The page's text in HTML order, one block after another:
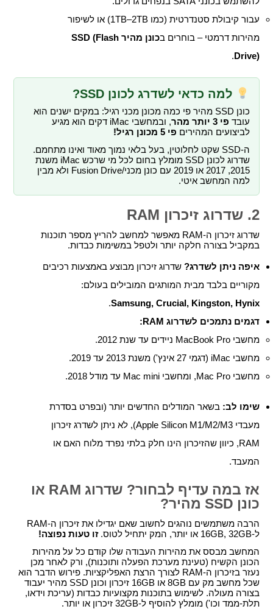
עבור קיבולת סטנדרטית (כמו 1TB–2TB) או לשיפור
מהירות דרמטי – בוחרים ב
כונן מהיר SSD (Flash
Drive)
.
למה כדאי לשדרג לכונן SSD?
כונן SSD מהיר פי כמה מכונן מכני רגיל: במקים ישנים הוא
עובד פי 3 יותר מהר
, ובמחשבי iMac דקים הוא מגיע
לביצועים המהירים פי 5 מכונן רגיל!
ה-SSD שקט לחלוטין, בעל בלאי נמוך מאוד ואינו מתחמם.
שדרוג לכונן SSD מומלץ בחום לכל מי שרכש iMac משנת
2015, 2017 או 2019 עם כונן מכני/Fusion Drive ולא מבין
למה המחשב איטי.
2. שדרוג זיכרון RAM
שדרוג זיכרון ה-RAM מאפשר למחשב להריץ מספר תוכנות
במקביל בצורה חלקה יותר ולטפל במשימות כבדות.
איפה ניתן לשדרג? שדרוג זיכרון מבוצע באמצעות רכיבים
מקוריים בלבד מבית המותגים המובילים בעולם:
Samsung, Crucial, Kingston, Hynix
.
דגמים נתמכים לשדרוג RAM:
מחשבי MacBook Pro ניידים עד שנת 2012.
מחשבי iMac (דגמי 27 אינץ') משנת 2013 עד 2019.
מחשבי Mac Pro, ומחשבי Mac mini עד מודל 2018.
שימו לב: בשאר המודלים החדשים יותר (ובפרט בסדרת
מעבדי Apple Silicon M1/M2/M3), לא ניתן לשדרג זיכרון
RAM, כיוון שהזיכרון הינו חלק בלתי נפרד מלוח האם או
המעבד.
אז במה עדיף לבחור? שדרוג RAM או
כונן SSD מהיר?
הרבה משתמשים נוהגים לחשוב שאם יגדילו את זיכרון ה-RAM
ל-16GB, 32GB או יותר, המק יתחיל לטוס.
זו טעות נפוצה!
המחשב מבסס את מהירות העבודה שלו קודם כל על מהירות
הכונן הקשיח (טעינת מערכת הפעלה ותוכנות), ורק לאחר מכן
נעזר בזיכרון ה-RAM לצורך הרצת האפליקציות. פירוש הדבר הוא
שכל מחשב מק עם 8GB או 16GB זיכרון וכונן SSD מהיר יעבוד
בצורה מעולה. לשימוש בתוכנות מקצועיות כבדות (עריכת וידאו,
תלת-ממד וכו') מומלץ להוסיף ל-32GB זיכרון או יותר.